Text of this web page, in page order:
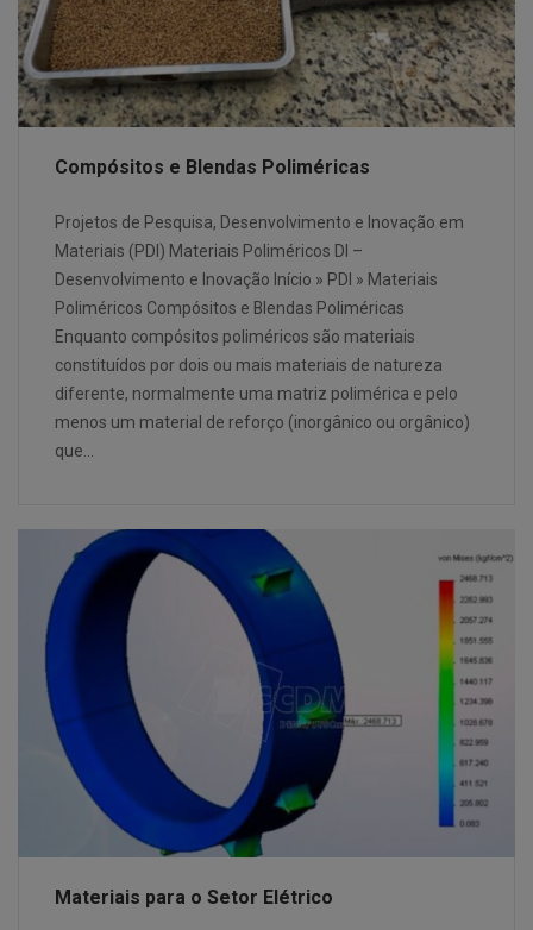
Compósitos e Blendas Poliméricas
Projetos de Pesquisa, Desenvolvimento e Inovação em
Materiais (PDI) Materiais Poliméricos DI –
Desenvolvimento e Inovação Início » PDI » Materiais
Poliméricos Compósitos e Blendas Poliméricas
Enquanto compósitos poliméricos são materiais
constituídos por dois ou mais materiais de natureza
diferente, normalmente uma matriz polimérica e pelo
menos um material de reforço (inorgânico ou orgânico)
que…
Materiais para o Setor Elétrico